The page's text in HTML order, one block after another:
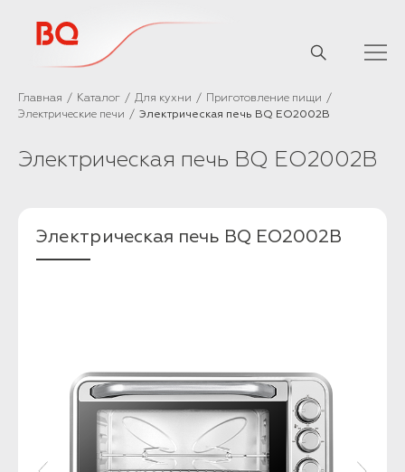
Главная Каталог Для кухни
Приготовление пищи
Электрические печи
Электрическая печь BQ EO2002B
Электрическая печь BQ EO2002B
Электрическая печь BQ EO2002B